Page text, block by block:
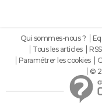
Qui sommes-nous ?
Tous les articles
RSS
Paramétrer les cookies
©